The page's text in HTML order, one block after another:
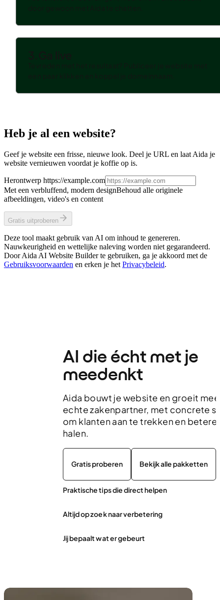
Heb je al een website?
Geef je website een frisse, nieuwe look. Deel je URL en laat Aida je
website vernieuwen voordat je koffie op is.
Herontwerp https://example.com
Met een verbluffend, modern designBehoud alle originele
afbeeldingen, video's en content
Gratis uitproberen
Deze tool maakt gebruik van AI om inhoud te genereren.
Nauwkeurigheid en wettelijke naleving worden niet gegarandeerd.
Door Aida AI Website Builder te gebruiken, ga je akkoord met de
Gebruiksvoorwaarden en erken je het Privacybeleid.
AI die écht met je
meedenkt
Aida bouwt je website en groeit mee
echte zakenpartner, met concrete
om klanten aan te trekken en
halen.
Gratis proberen Bekijk alle pakketten
Praktische tips die direct helpen
Altijd op zoek naar verbetering
Jij bepaalt wat er gebeurt